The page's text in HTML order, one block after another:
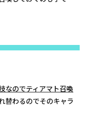
なのでティアマト召喚
替わるのでそのキャラ